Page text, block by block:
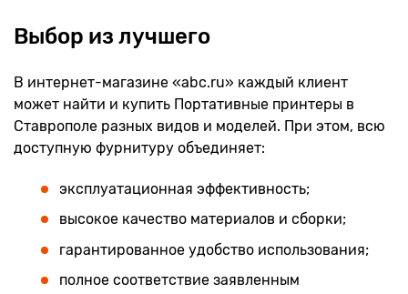
Выбор из лучшего
В интернет-магазине «abc.ru» каждый клиент
может найти и купить Портативные принтеры в
Ставрополе разных видов и моделей. При этом, всю
доступную фурнитуру объединяет:
эксплуатационная эффективность;
высокое качество материалов и сборки;
гарантированное удобство использования;
полное соответствие заявленным